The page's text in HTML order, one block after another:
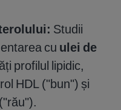
Studii
cu ulei de
profilul lipidic,
HDL ("bun") și